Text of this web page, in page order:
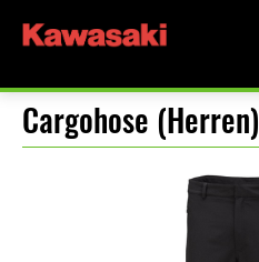
Cargohose (Herren)